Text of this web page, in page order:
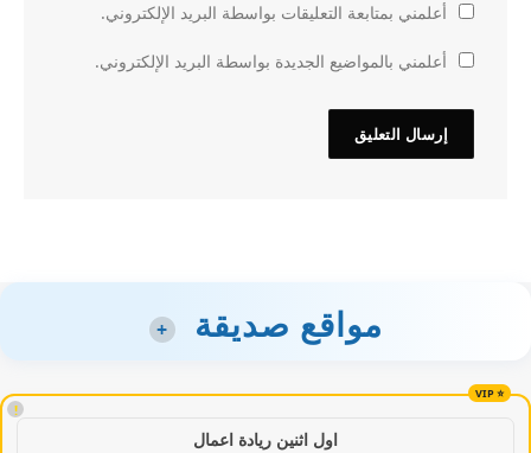
أعلمني بمتابعة التعليقات بواسطة البريد الإلكتروني.
أعلمني بالمواضيع الجديدة بواسطة البريد الإلكتروني.
مواقع صديقة +
!
اول اثنين ريادة اعمال